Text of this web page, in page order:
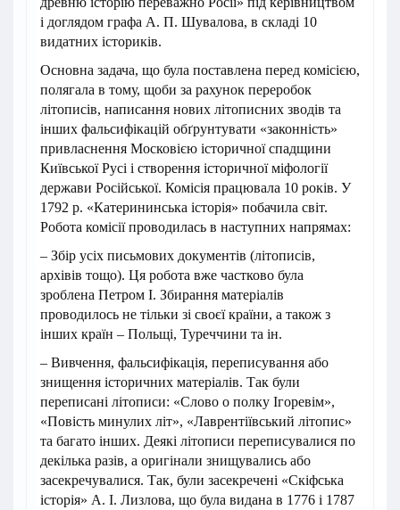
і доглядом графа А. П. Шувалова, в складі 10
видатних істориків.
Основна задача, що була поставлена перед комісією,
полягала в тому, щоби за рахунок переробок
літописів, написання нових літописних зводів та
інших фальсифікацій обґрунтувати «законність»
привласнення Московією історичної спадщини
Київської Русі і створення історичної міфології
держави Російської. Комісія працювала 10 років. У
1792 р. «Катерининська історія» побачила світ.
Робота комісії проводилась в наступних напрямах:
– Збір усіх письмових документів (літописів,
архівів тощо). Ця робота вже частково була
зроблена Петром І. Збирання матеріалів
проводилось не тільки зі своєї країни, а також з
інших країн – Польщі, Туреччини та ін.
– Вивчення, фальсифікація, переписування або
знищення історичних матеріалів. Так були
переписані літописи: «Слово о полку Ігоревім»,
«Повість минулих літ», «Лаврентіївський літопис»
та багато інших. Деякі літописи переписувалися по
декілька разів, а оригінали знищувались або
засекречувалися. Так, були засекречені «Скіфська
історія» А. І. Лизлова, що була видана в 1776 і 1787